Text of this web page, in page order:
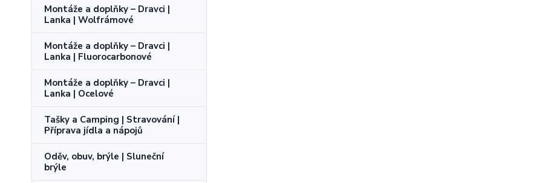
Montáže a doplňky – Dravci |
Lanka | Wolfrámové
Montáže a doplňky – Dravci |
Lanka | Fluorocarbonové
Montáže a doplňky – Dravci |
Lanka | Ocelové
Tašky a Camping | Stravování |
Příprava jídla a nápojů
Oděv, obuv, brýle | Sluneční
brýle